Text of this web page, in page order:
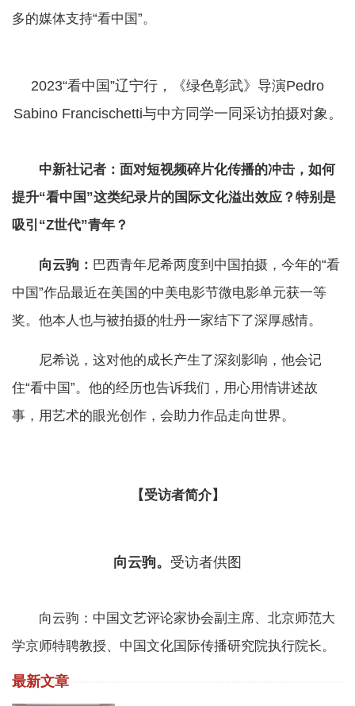
多的媒体支持“看中国”。
2023“看中国”辽宁行，《绿色彰武》导演Pedro
Sabino Francischetti与中方同学一同采访拍摄对象。
中新社记者：面对短视频碎片化传播的冲击，如何
提升“看中国”这类纪录片的国际文化溢出效应？特别是
吸引“Z世代”青年？
向云驹： 巴西青年尼希两度到中国拍摄，今年的“看
中国”作品最近在美国的中美电影节微电影单元获一等
奖。他本人也与被拍摄的牡丹一家结下了深厚感情。
尼希说，这对他的成长产生了深刻影响，他会记
住“看中国”。他的经历也告诉我们，用心用情讲述故
事，用艺术的眼光创作，会助力作品走向世界。
【受访者简介】
向云驹。 受访者供图
向云驹：中国文艺评论家协会副主席、北京师范大
学京师特聘教授、中国文化国际传播研究院执行院长。
最新文章